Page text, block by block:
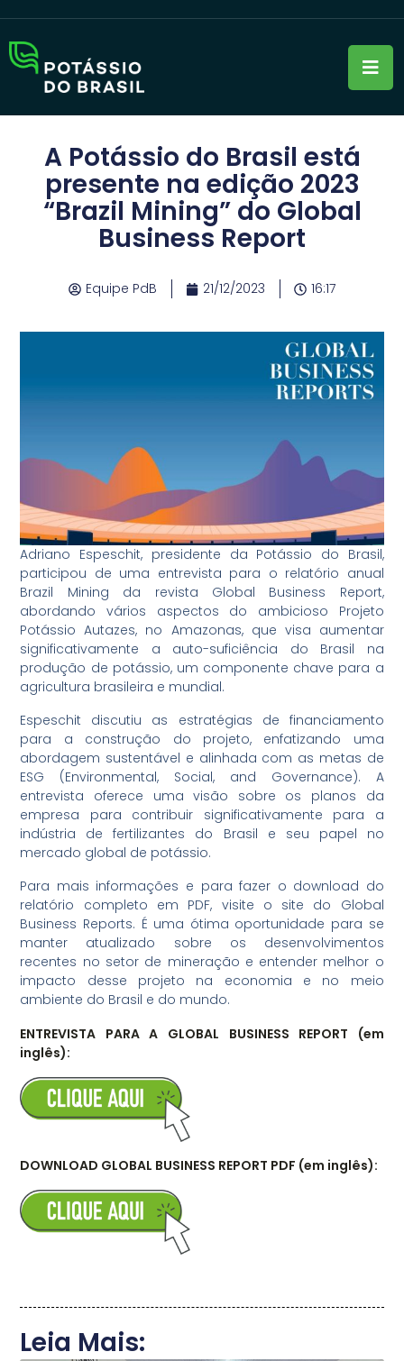
A Potássio do Brasil está
presente na edição 2023
“Brazil Mining” do Global
Business Report
Equipe PdB 21/12/2023 16:17
Adriano Espeschit, presidente da Potássio do Brasil,
participou de uma entrevista para o relatório anual
Brazil Mining da revista Global Business Report,
abordando vários aspectos do ambicioso Projeto
Potássio Autazes, no Amazonas, que visa aumentar
significativamente a auto-suficiência do Brasil na
produção de potássio, um componente chave para a
agricultura brasileira e mundial.
Espeschit discutiu as estratégias de financiamento
para a construção do projeto, enfatizando uma
abordagem sustentável e alinhada com as metas de
ESG (Environmental, Social, and Governance). A
entrevista oferece uma visão sobre os planos da
empresa para contribuir significativamente para a
indústria de fertilizantes do Brasil e seu papel no
mercado global de potássio.
Para mais informações e para fazer o download do
relatório completo em PDF, visite o site do Global
Business Reports. É uma ótima oportunidade para se
manter atualizado sobre os desenvolvimentos
recentes no setor de mineração e entender melhor o
impacto desse projeto na economia e no meio
ambiente do Brasil​ e do mundo.
ENTREVISTA PARA A GLOBAL BUSINESS REPORT (em
inglês):
DOWNLOAD GLOBAL BUSINESS REPORT PDF (em inglês):
Leia Mais: